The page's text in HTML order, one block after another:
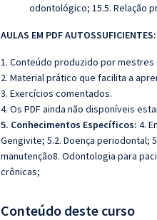
odontológico; 15.5. Relação
AULAS EM PDF AUTOSSUFICIENTES:
1. Conteúdo produzido por
2. Material prático que facilita a
3. Exercícios comentados.
4. Os PDF ainda não disponíveis
5. Conhecimentos Específicos: 4.
Gengivite; 5.2. Doença periodontal;
manutenção8. Odontologia para
crônicas;
Conteúdo deste curso